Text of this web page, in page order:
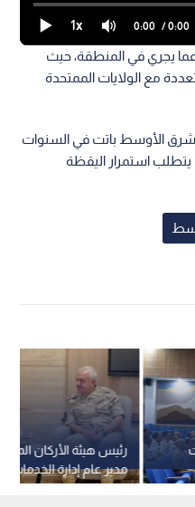
1x 0:00 / 0:00
يجري في المنطقة، حيث
مع الولايات الممتحدة
الأوسط باتت في السنوات
يتطلب استمرار اليقظة
رئيس هيئة الأركان
مدير عام إدارة الخدمات